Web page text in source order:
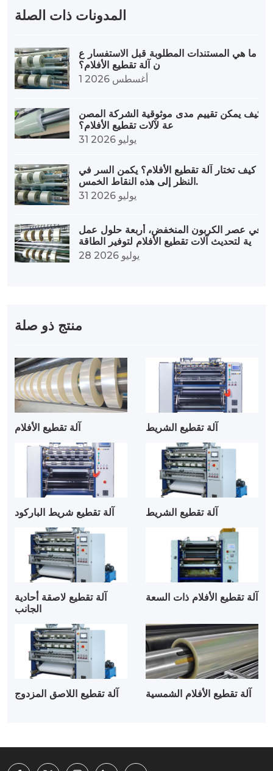
المدونات ذات الصلة
ما هي المستندات المطلوبة قبل الاستفسار ع
ن آلة تقطيع الأفلام؟
1 أغسطس 2026
كيف يمكن تقييم مدى موثوقية الشركة المصن
عة لآلات تقطيع الأفلام؟
31 يوليو 2026
كيف تختار آلة تقطيع الأفلام؟ يكمن السر في
النظر إلى هذه النقاط الخمس.
31 يوليو 2026
في عصر الكربون المنخفض، أربعة حلول عمل
ية لتحديث آلات تقطيع الأفلام لتوفير الطاقة
28 يوليو 2026
منتج ذو صلة
آلة تقطيع الأفلام آلة تقطيع الشريط
آلة تقطيع شريط الباركود آلة تقطيع الشريط
آلة تقطيع لاصقة أحادية
الجانب
آلة تقطيع الأفلام ذات السعة
آلة تقطيع اللاصق المزدوج آلة تقطيع الأفلام الشمسية